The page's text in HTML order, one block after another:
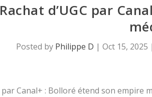
Rachat d’UGC par
Posted by Philippe D |Oct 15, 2025 |